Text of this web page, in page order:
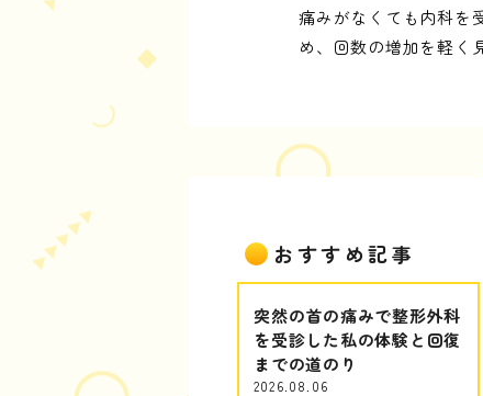
痛みがなくても内科を
め、回数の増加を軽く
おすすめ記事
突然の首の痛みで整形外科
を受診した私の体験と回復
までの道のり
2026.08.06